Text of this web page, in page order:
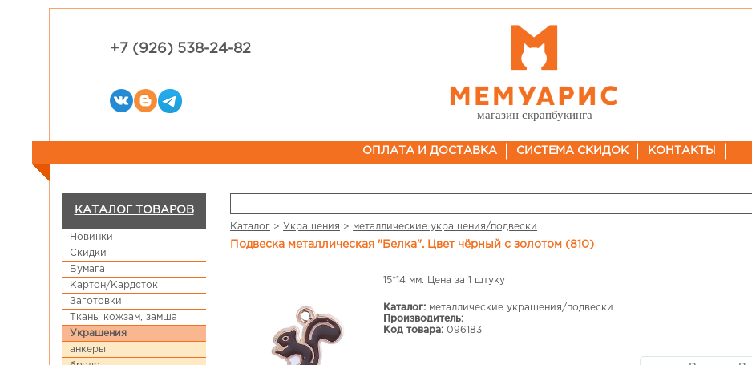
+7 (926) 538-24-82
магазин скрапбукинга
ОПЛАТА И ДОСТАВКА СИСТЕМА СКИДОК КОНТАКТЫ
КАТАЛОГ ТОВАРОВ
Новинки
Скидки
Бумага
Картон/Кардсток
Заготовки
Ткань, кожзам, замша
Украшения
анкеры
Каталог > Украшения > металлические украшения/подвески
Подвеска металлическая "Белка". Цвет чёрный с золотом (810)
15*14 мм. Цена за 1 штуку
Каталог: металлические украшения/подвески
Производитель:
Код товара: 096183